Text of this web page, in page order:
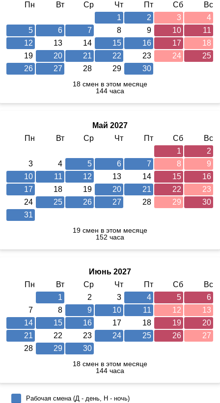
Пн
Вт Ср Чт Пт Сб
Вс
1
2 3
4
5
6 7 8 9 10
11
12
13 14 15 16 17
18
19
20 21 22 23 24
25
26
27 28 29 30
18 смен в этом месяце
144 часа
Май 2027
Пн
Вт Ср Чт Пт Сб
Вс
1
2
3
4 5 6 7 8
9
10
11 12 13 14 15
16
17
18 19 20 21 22
23
24
25 26 27 28 29
30
31
19 смен в этом месяце
152 часа
Июнь 2027
Пн
Вт Ср Чт Пт Сб
Вс
1
2 3 4 5
6
7
8 9 10 11 12
13
14
15 16 17 18 19
20
21
22 23 24 25 26
27
28
29 30
18 смен в этом месяце
144 часа
Рабочая смена (Д - день, Н - ночь)